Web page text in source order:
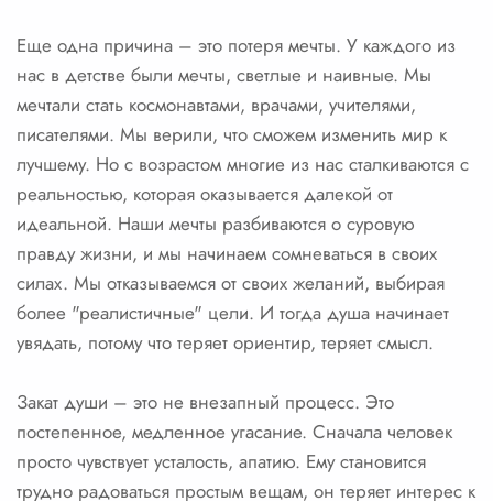
Еще одна причина – это потеря мечты. У каждого из
нас в детстве были мечты, светлые и наивные. Мы
мечтали стать космонавтами, врачами, учителями,
писателями. Мы верили, что сможем изменить мир к
лучшему. Но с возрастом многие из нас сталкиваются с
реальностью, которая оказывается далекой от
идеальной. Наши мечты разбиваются о суровую
правду жизни, и мы начинаем сомневаться в своих
силах. Мы отказываемся от своих желаний, выбирая
более "реалистичные" цели. И тогда душа начинает
увядать, потому что теряет ориентир, теряет смысл.
Закат души – это не внезапный процесс. Это
постепенное, медленное угасание. Сначала человек
просто чувствует усталость, апатию. Ему становится
трудно радоваться простым вещам, он теряет интерес к